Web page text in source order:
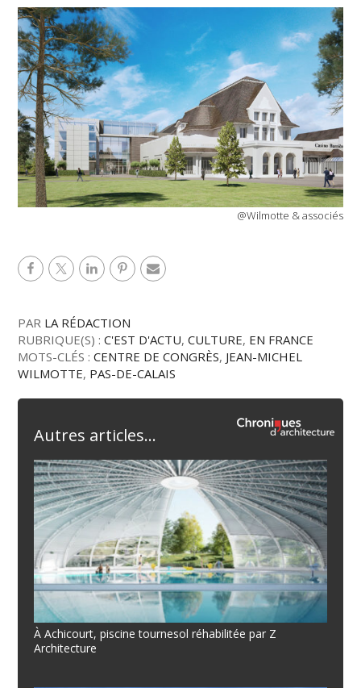
@Wilmotte & associés
PAR LA RÉDACTION
RUBRIQUE(S) :C'EST D'ACTU,CULTURE, EN FRANCE
MOTS-CLÉS :CENTRE DE CONGRÈS, JEAN-MICHEL
WILMOTTE, PAS-DE-CALAIS
Autres articles...
À Achicourt, piscine tournesol réhabilitée par Z
Architecture